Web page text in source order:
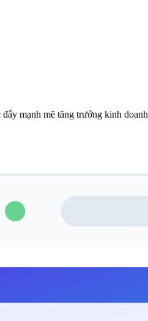
mạnh mẽ tăng trưởng kinh doanh